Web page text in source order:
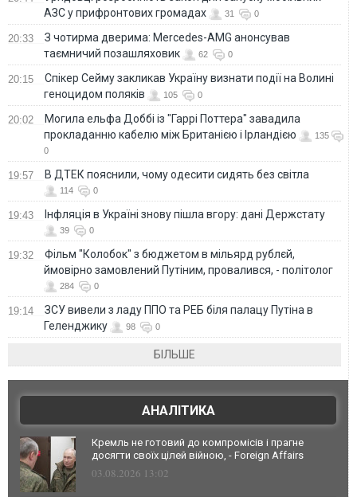
АЗС у прифронтових громадах
31 0
20:33
З чотирма дверима: Mercedes-AMG анонсував
таємничий позашляховик
62 0
20:15
Спікер Сейму закликав Україну визнати події на Волині
геноцидом поляків
105 0
20:02
Могила ельфа Доббі із "Гаррі Поттера" завадила
прокладанню кабелю між Британією і Ірландією
135
0
19:57 В ДТЕК пояснили, чому одесити сидять без світла
114 0
19:43 Інфляція в Україні знову пішла вгору: дані Держстату
39 0
19:32
Фільм "Колобок" з бюджетом в мільярд рублєй,
ймовірно замовлений Путіним, провалився, - політолог
284 0
19:14
ЗСУ вивели з ладу ППО та РЕБ біля палацу Путіна в
Геленджику
98 0
БІЛЬШЕ
АНАЛІТИКА
Кремль не готовий до компромісів і прагне
досягти своїх цілей війною, - Foreign Affairs
03.08.2026 13:02